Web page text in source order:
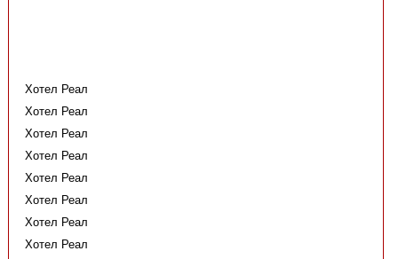
Хотел Реал
Хотел Реал
Хотел Реал
Хотел Реал
Хотел Реал
Хотел Реал
Хотел Реал
Хотел Реал